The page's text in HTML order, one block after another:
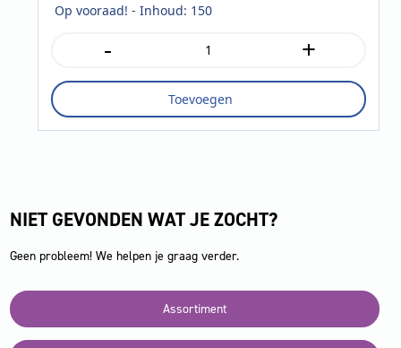
Op vooraad! - Inhoud: 150
-
150
aantal
+
Toevoegen
NIET GEVONDEN WAT JE ZOCHT?
Geen probleem! We helpen je graag verder.
Assortiment